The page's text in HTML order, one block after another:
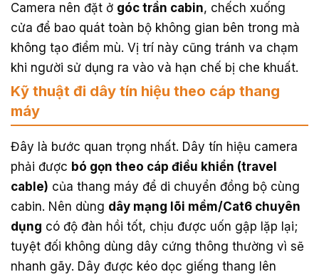
Camera nên đặt ở góc trần cabin, chếch xuống
cửa để bao quát toàn bộ không gian bên trong mà
không tạo điểm mù. Vị trí này cũng tránh va chạm
khi người sử dụng ra vào và hạn chế bị che khuất.
Kỹ thuật đi dây tín hiệu theo cáp thang
máy
Đây là bước quan trọng nhất. Dây tín hiệu camera
phải được bó gọn theo cáp điều khiển (travel
cable) của thang máy để di chuyển đồng bộ cùng
cabin. Nên dùng dây mạng lõi mềm/Cat6 chuyên
dụng có độ đàn hồi tốt, chịu được uốn gập lặp lại;
tuyệt đối không dùng dây cứng thông thường vì sẽ
nhanh gãy. Dây được kéo dọc giếng thang lên